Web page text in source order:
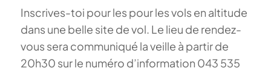
Inscrives-toi pour les pour les vols en altitude
dans une belle site de vol. Le lieu de rendez-
vous sera communiqué la veille à partir de
20h30 sur le numéro d’information 043 535